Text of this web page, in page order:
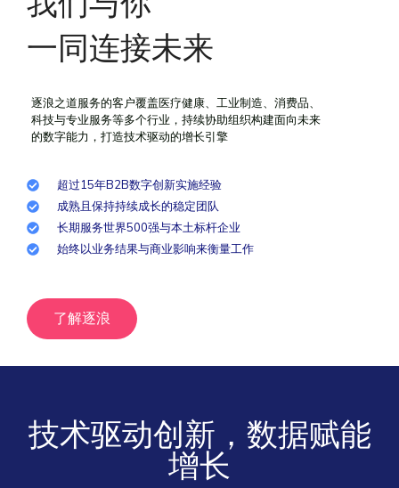
一同连接未来
逐浪之道服务的客户覆盖医疗健康、工业制造、消费品、
科技与专业服务等多个行业，持续协助组织构建面向未来
的数字能力，打造技术驱动的增长引擎
超过15年B2B数字创新实施经验
成熟且保持持续成长的稳定团队
长期服务世界500强与本土标杆企业
始终以业务结果与商业影响来衡量工作
了解逐浪
技术驱动创新，数据赋能
增长